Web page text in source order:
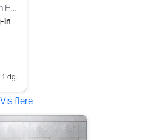
PHEV AWD-i Active Tech HENGERFESTE!
in
1 dg.
Vis flere